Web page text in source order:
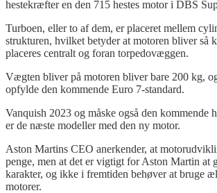
hestekræfter en den 715 hestes motor i DBS
Turboen, eller to af dem, er placeret mellem
strukturen, hvilket betyder at motoren bliver så
placeres centralt og foran torpedovæggen.
Vægten bliver på motoren bliver bare 200 kg,
opfylde den kommende Euro 7-standard.
Vanquish 2023 og måske også den
er de næste modeller med den ny motor.
Aston Martins CEO anerkender, at
penge, men at det er vigtigt for Aston Martin at
karakter, og ikke i fremtiden behøver at bruge
motorer.